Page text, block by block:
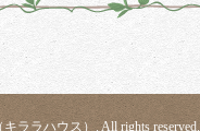
ララハウス）. All rights reserved.